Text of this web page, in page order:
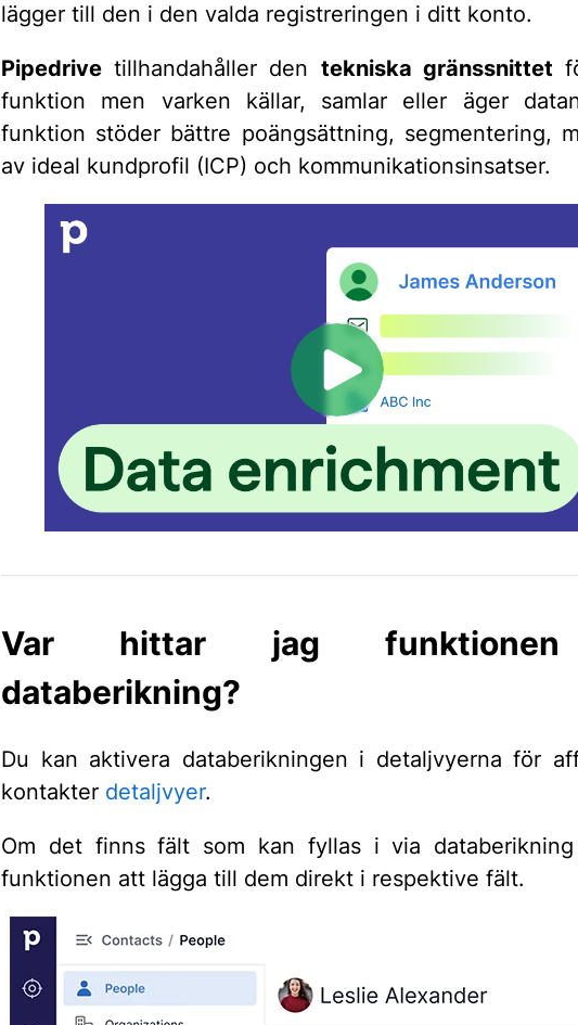
lägger till den i den valda registreringen i ditt konto.
Pipedrive tillhandahåller den tekniska gränssnittet
funktion men varken källar, samlar eller äger
funktion stöder bättre poängsättning, segmentering,
av ideal kundprofil (ICP) och kommunikationsinsatser.
Var hittar jag
databerikning?
Du kan aktivera databerikningen i detaljvyerna för
kontakter detaljvyer.
Om det finns fält som kan fyllas i via databerikning
funktionen att lägga till dem direkt i respektive fält.